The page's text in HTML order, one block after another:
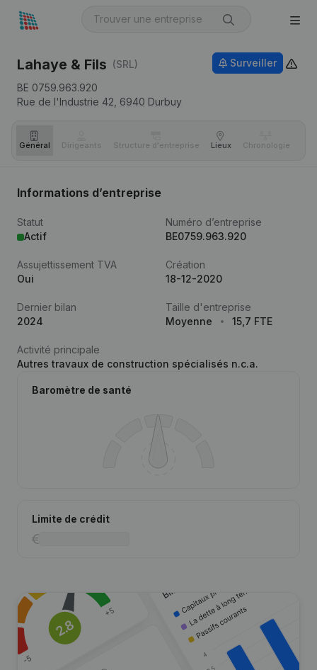
Lahaye & Fils (SRL)
BE 0759.963.920
Rue de l'Industrie 42, 6940 Durbuy
Surveiller
Général Dirigeants Structure d'entreprise Lieux Chronologie
Informations d’entreprise
Statut
Actif
Numéro d’entreprise
BE0759.963.920
Assujettissement TVA
Oui
Création
18-12-2020
Dernier bilan
2024
Taille d'entreprise
Moyenne
15,7 FTE
Activité principale
Autres travaux de construction spécialisés n.c.a.
Baromètre de santé
Limite de crédit